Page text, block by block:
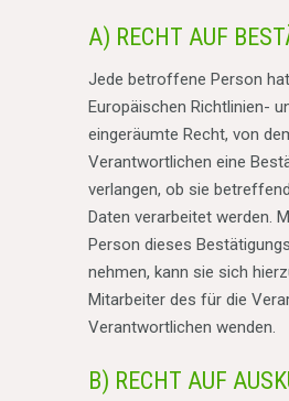
A) RECHT AUF
Jede betroffene Person
Europäischen Richtlinien-
eingeräumte Recht, von
Verantwortlichen eine
verlangen, ob sie
Daten verarbeitet werden.
Person dieses
nehmen, kann sie sich
Mitarbeiter des für die
Verantwortlichen wenden.
B) RECHT AUF